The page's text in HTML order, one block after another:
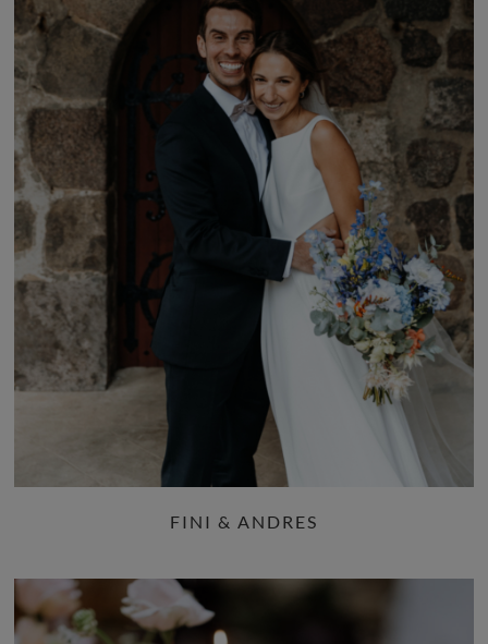
FINI & ANDRES